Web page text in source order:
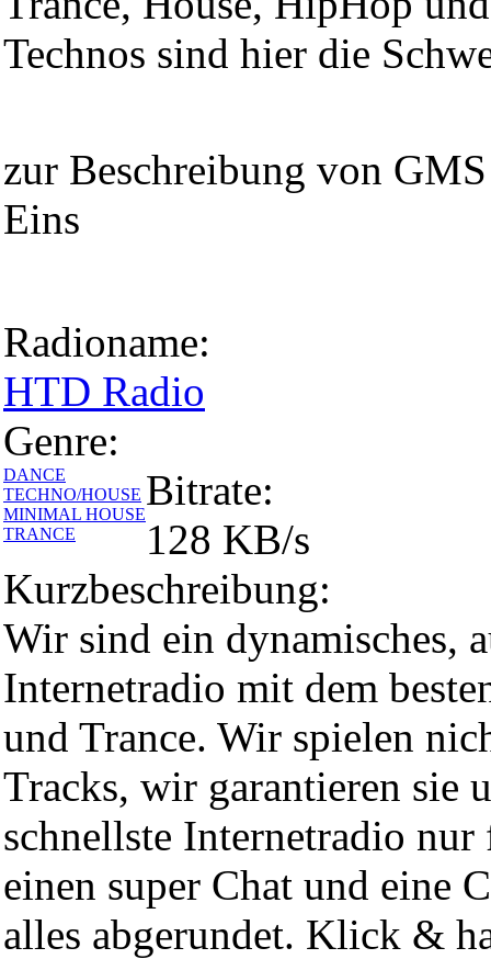
Technos sind hier die
zur Beschreibung von
Eins
Radioname:
HTD Radio
Genre:
DANCE
TECHNO/HOUSE
MINIMAL HOUSE
TRANCE
Bitrate:
128 KB/s
Kurzbeschreibung:
Wir sind ein dynamisches,
Internetradio mit dem
und Trance. Wir spielen
Tracks, wir garantieren sie
schnellste Internetradio
einen super Chat und eine
alles abgerundet. Klick &